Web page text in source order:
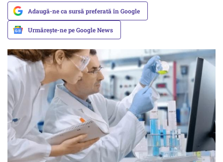
Adaugă-ne ca sursă preferată în Google
Urmărește-ne pe Google News